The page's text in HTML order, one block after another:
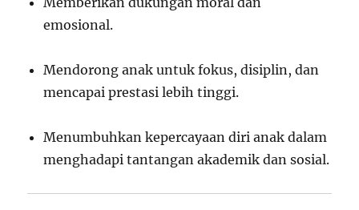
emosional.
Mendorong anak untuk fokus, disiplin, dan
mencapai prestasi lebih tinggi.
Menumbuhkan kepercayaan diri anak dalam
menghadapi tantangan akademik dan sosial.